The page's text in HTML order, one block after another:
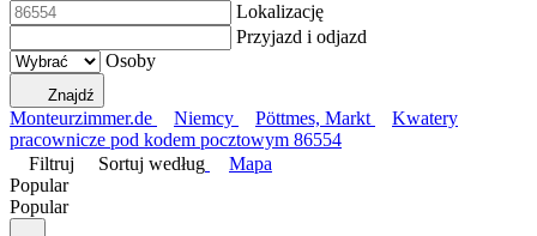
Lokalizację
Przyjazd i odjazd
Osoby
Znajdź
Monteurzimmer.de Niemcy Pöttmes, Markt
Kwatery
pracownicze pod kodem pocztowym 86554
Filtruj
Sortuj według
Mapa
Popular
Popular